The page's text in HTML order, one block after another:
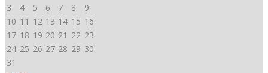
3
4 5 6 7 8
9
10 11 12 13 14 15 16
17 18 19 20 21 22 23
24 25 26 27 28 29 30
31